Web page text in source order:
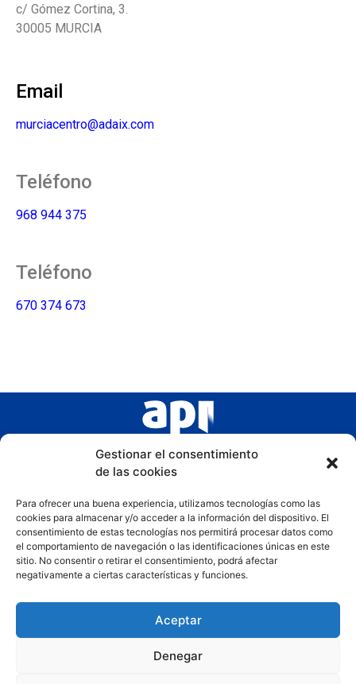
Gestionar el consentimiento
de las cookies
Para ofrecer una buena experiencia, utilizamos tecnologías como las
cookies para almacenar y/o acceder a la información del dispositivo. El
consentimiento de estas tecnologías nos permitirá procesar datos como
el comportamiento de navegación o las identificaciones únicas en este
sitio. No consentir o retirar el consentimiento, podrá afectar
negativamente a ciertas características y funciones.
Aceptar
Denegar
c/ Gómez Cortina, 3.
30005 MURCIA
Email
murciacentro@adaix.com
Teléfono
968 944 375
Teléfono
670 374 673